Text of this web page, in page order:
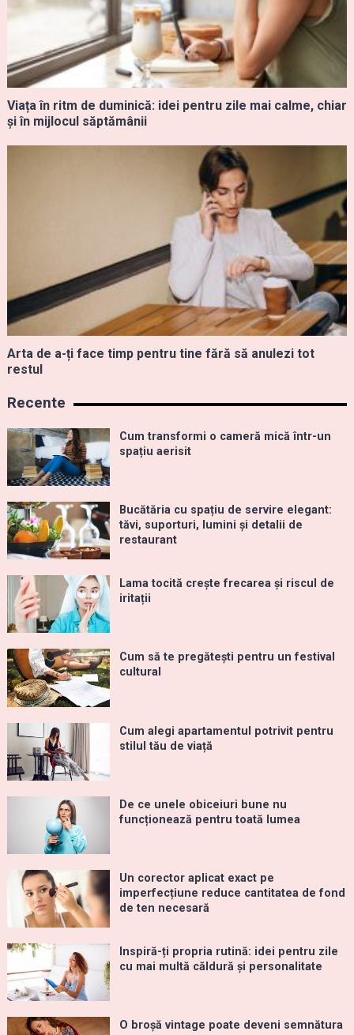
Viața în ritm de duminică: idei pentru zile mai calme, chiar
și în mijlocul săptămânii
Arta de a-ți face timp pentru tine fără să anulezi tot
restul
Recente
Cum transformi o cameră mică într-un
spațiu aerisit
Bucătăria cu spațiu de servire elegant:
tăvi, suporturi, lumini și detalii de
restaurant
Lama tocită crește frecarea și riscul de
iritații
Cum să te pregătești pentru un festival
cultural
Cum alegi apartamentul potrivit pentru
stilul tău de viață
De ce unele obiceiuri bune nu
funcționează pentru toată lumea
Un corector aplicat exact pe
imperfecțiune reduce cantitatea de fond
de ten necesară
Inspiră-ți propria rutină: idei pentru zile
cu mai multă căldură și personalitate
O broșă vintage poate deveni semnătura